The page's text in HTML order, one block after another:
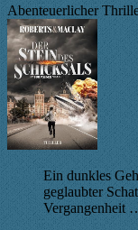
Abenteuerlicher
Ein dunkles
geglaubter
Vergangenheit